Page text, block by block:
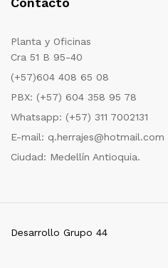
Planta y Oficinas
Cra 51 B 95-40
(+57)604 408 65 08
PBX: (+57) 604 358 95 78
Whatsapp: (+57) 311 7002131
E-mail: q.herrajes@hotmail.com
Ciudad: Medellín Antioquia.
Desarrollo Grupo 44